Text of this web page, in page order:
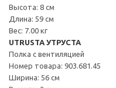
Высота: 8 см
Длина: 59 см
Вес: 7.00 кг
UTRUSTA УТРУСТА
Полка с вентиляцией
Номер товара: 903.681.45
Ширина: 56 см